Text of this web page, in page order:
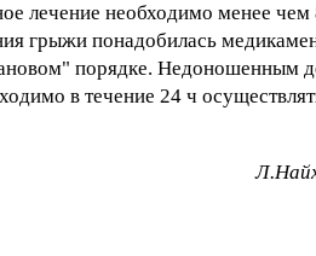
лечение необходимо менее
грыжи понадобилась
порядке. Недоношенным
в течение 24 ч